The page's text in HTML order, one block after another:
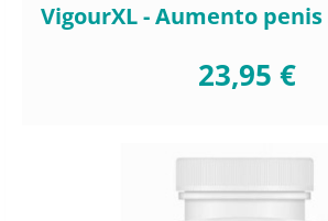
VigourXL - Aumento penis
23,95 €